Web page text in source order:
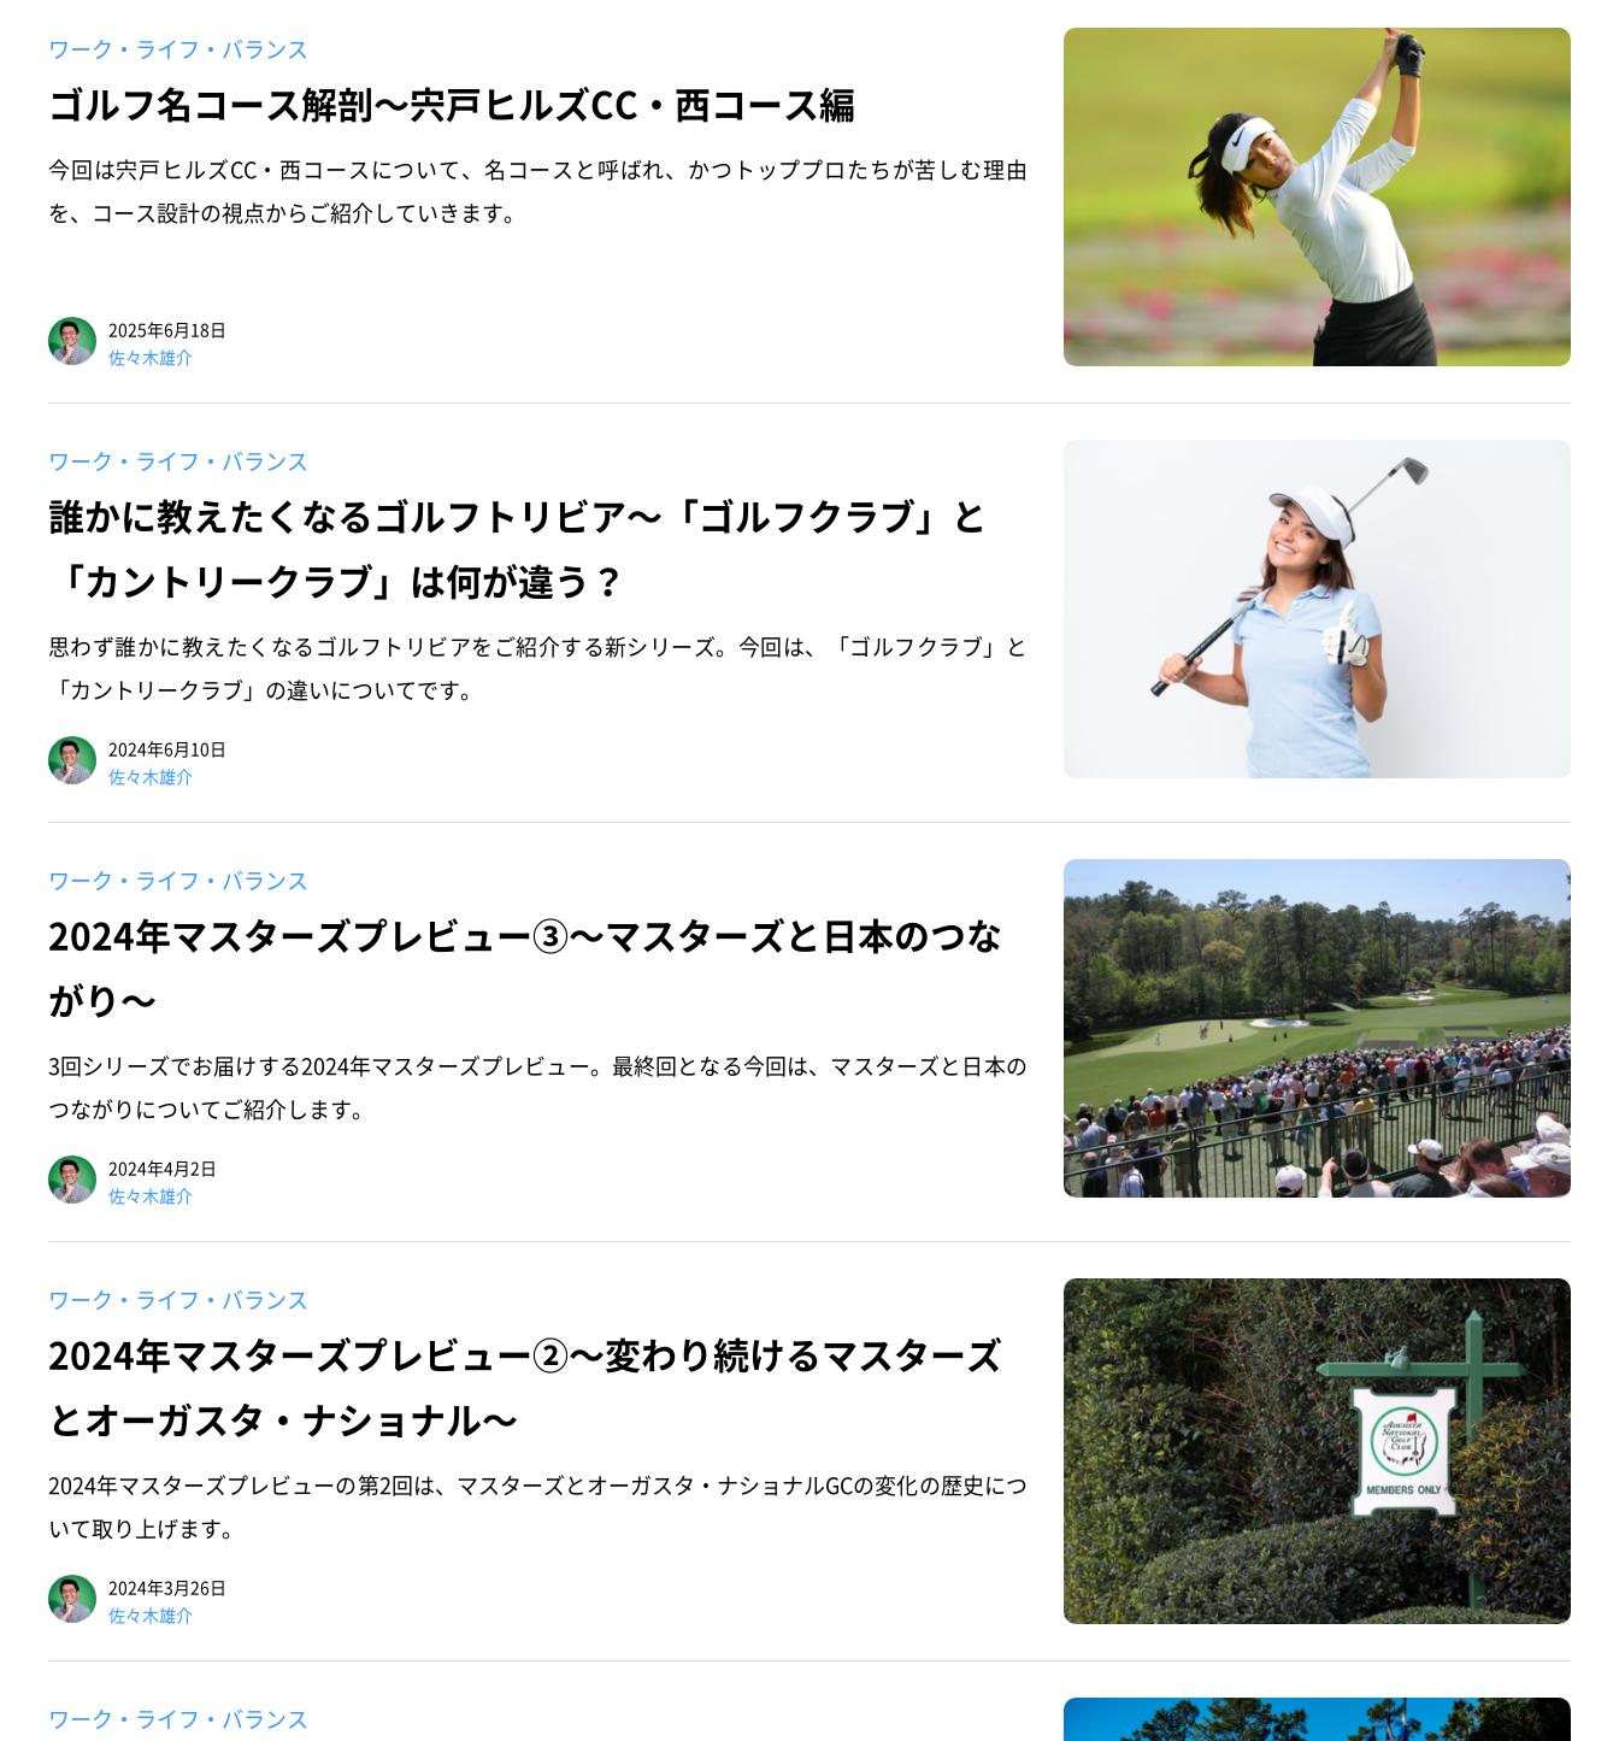
ワーク・ライフ・バランス
ゴルフ名コース解剖～宍戸ヒルズCC・西コース編
今回は宍戸ヒルズCC・西コースについて、名コースと呼ばれ、かつトッププロたちが苦しむ理由
を、コース設計の視点からご紹介していきます。
2025年6月18日
佐々木雄介
ワーク・ライフ・バランス
誰かに教えたくなるゴルフトリビア～「ゴルフクラブ」と
「カントリークラブ」は何が違う？
思わず誰かに教えたくなるゴルフトリビアをご紹介する新シリーズ。今回は、「ゴルフクラブ」と
「カントリークラブ」の違いについてです。
2024年6月10日
佐々木雄介
ワーク・ライフ・バランス
2024年マスターズプレビュー③～マスターズと日本のつな
がり～
3回シリーズでお届けする2024年マスターズプレビュー。最終回となる今回は、マスターズと日本の
つながりについてご紹介します。
2024年4月2日
佐々木雄介
ワーク・ライフ・バランス
2024年マスターズプレビュー②～変わり続けるマスターズ
とオーガスタ・ナショナル～
2024年マスターズプレビューの第2回は、マスターズとオーガスタ・ナショナルGCの変化の歴史につ
いて取り上げます。
2024年3月26日
佐々木雄介
ワーク・ライフ・バランス